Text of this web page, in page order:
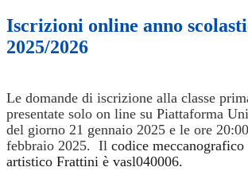
Iscrizioni online anno
2025/2026
Le domande di iscrizione alla classe
presentate solo on line su Piattaforma
del giorno 21 gennaio 2025 e le ore
febbraio 2025. Il codice
artistico Frattini è vasl040006.